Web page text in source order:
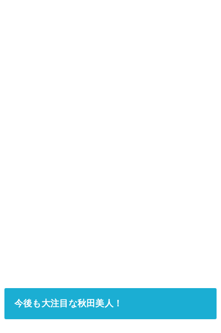
今後も大注目な秋田美人！